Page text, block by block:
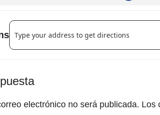
(Universitat d'Alacant)
xicoteta degustació
Address - Conferència "Coneix un poc més
electrónico no será publicada. Los